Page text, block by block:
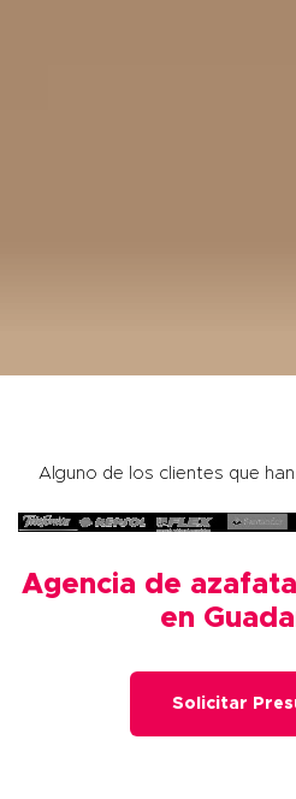
Alguno de los clientes que
Agencia de
en
Solicitar